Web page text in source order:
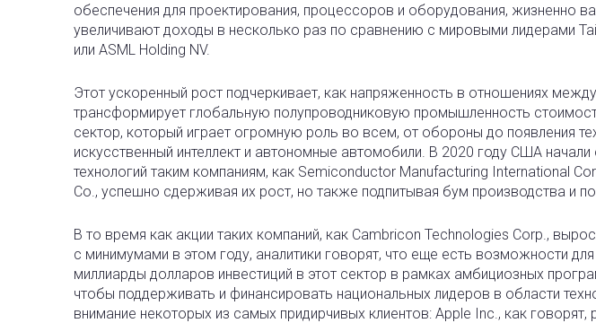
обеспечения для проектирования, процессоров и оборудования, жизненно
увеличивают доходы в несколько раз по сравнению с мировыми лидерами
или ASML Holding NV.
Этот ускоренный рост подчеркивает, как напряженность в отношениях
трансформирует глобальную полупроводниковую промышленность
сектор, который играет огромную роль во всем, от обороны до появления
искусственный интеллект и автономные автомобили. В 2020 году США
технологий таким компаниям, как Semiconductor Manufacturing International
Co., успешно сдерживая их рост, но также подпитывая бум производства и
В то время как акции таких компаний, как Cambricon Technologies Corp.,
с минимумами в этом году, аналитики говорят, что еще есть возможности
миллиарды долларов инвестиций в этот сектор в рамках амбициозных
чтобы поддерживать и финансировать национальных лидеров в области
внимание некоторых из самых придирчивых клиентов: Apple Inc., как